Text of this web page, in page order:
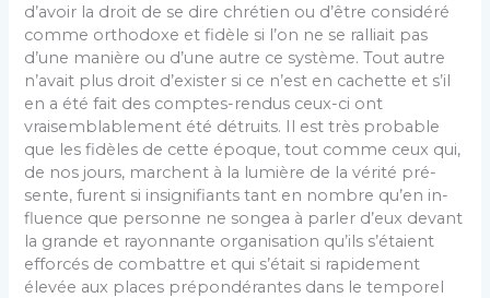
d’avoir la droit de se dire chrétien ou d’être considéré
comme orthodoxe et fidèle si l’on ne se ralliait pas
d’une manière ou d’une autre ce système. Tout autre
n’avait plus droit d’exister si ce n’est en cachette et s’il
en a été fait des comptes-rendus ceux-ci ont
vraisemblablement été détruits. Il est très probable
que les fidèles de cette époque, tout comme ceux qui,
de nos jours, marchent à la lumière de la vérité pré­
sente, furent si insignifiants tant en nombre qu’en in­
fluence que personne ne songea à parler d’eux devant
la grande et rayonnante organisation qu’ils s’étaient
efforcés de combattre et qui s’était si rapidement
élevée aux places prépondérantes dans le temporel